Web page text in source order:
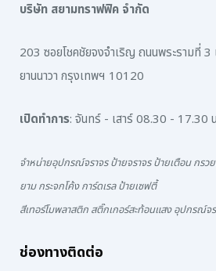
บริษัท สยามทราฟฟิค จำกัด
203 ซอยโชคชัยจงจำเริญ ถนนพระรามที่ 3
ยานนาวา กรุงเทพฯ 10120
เปิดทำการ: จันทร์ - เสาร์ 08.30 - 17.30
จำหน่ายอุปกรณ์จราจร ป้ายจราจร ป้ายเตือน กรว
ยาม กระจกโค้ง การ์ดเรล ป้ายเซฟตี้
สีเทอร์โมพลาสติก สติ๊กเกอร์สะท้อนแสง อุปกรณ์จ
ช่องทางติดต่อ